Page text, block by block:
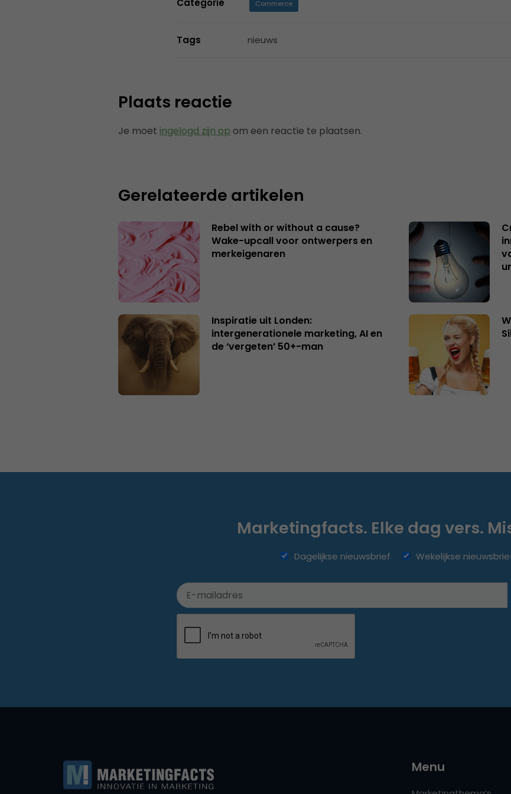
Categorie Commerce
Tags nieuws
Plaats reactie
Je moet ingelogd zijn op om een reactie te plaatsen.
Gerelateerde artikelen
Rebel with or without a cause?
Wake-upcall voor ontwerpers en
merkeigenaren
Inspiratie uit Londen:
intergenerationele marketing, AI en
de ‘vergeten’ 50+-man
Marketingfacts. Elke dag vers.
Dagelijkse nieuwsbrief Wekelijkse
Menu